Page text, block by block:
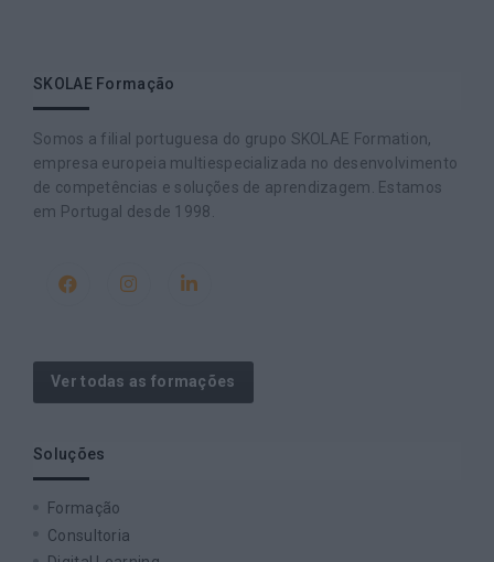
SKOLAE Formação
Somos a filial portuguesa do grupo SKOLAE Formation,
empresa europeia multiespecializada no desenvolvimento
de competências e soluções de aprendizagem. Estamos
em Portugal desde 1998.
Ver todas as formações
Soluções
Formação
Consultoria